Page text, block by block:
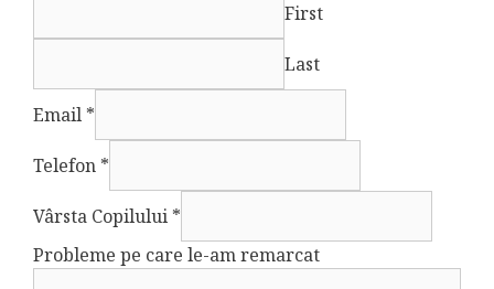
First
Last
Email *
l
e
-
m
Telefon *
Vârsta Copilului *
Probleme pe care le-am remarcat